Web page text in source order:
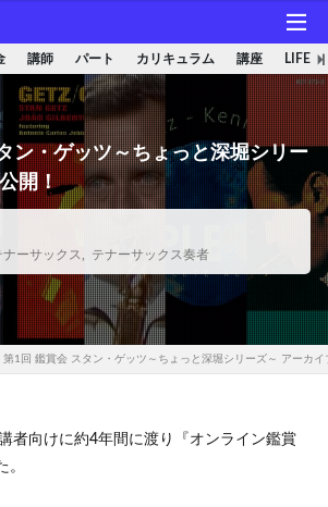
講師 パート カリキュラム 講座 LIFE
ン・ゲッツ～ちょっと深堀シリー
開！
ナーサックス テナーサックス奏者
第1回 鑑賞会 スタン・ゲッツ～ちょっと深堀シリーズ～ アーカイ
者向けに約4年間に渡り『オンライン鑑賞
。